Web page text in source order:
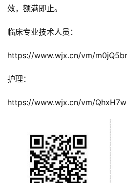
效，额满即止。
临床专业技术人员：
https://www.wjx.cn/vm/
护理：
https://www.wjx.cn/vm/